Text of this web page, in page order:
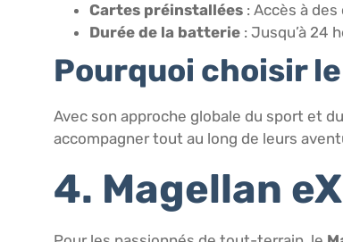
Cartes préinstallées : Accès à
Durée de la batterie : Jusqu’à 24
Pourquoi choisir
Avec son approche globale du sport et
accompagner tout au long de leurs
4. Magellan